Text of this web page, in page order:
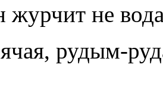
журчит не
рудым-